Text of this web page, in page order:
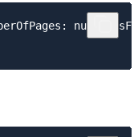
null,